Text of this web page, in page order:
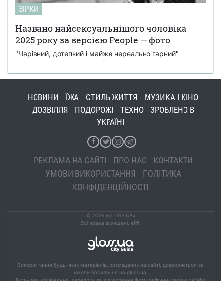
ЗІРКИ
Названо найсексуальнішого чоловіка
2025 року за версією People — фото
"Чарівний, дотепний і майже нереально гарний"
НОВИНИ ЇЖА СТИЛЬ ЖИТТЯ
МУЗИКА І КІНО
ДОЗВІЛЛЯ
ПОДОРОЖІ ТЕХНО
ЗРОБЛЕНО В
УКРАЇНІ
РЕКЛАМА НА САЙТІ ПРО НАС
КОНТАКТИ
УМОВИ ВИКОРИСТАННЯ
ПОЛІТИКА
КОНФІДЕНЦІЙНОСТІ
© 2026 «GLOSS.UA»
Всі права захищені. ePN
Використання будь-яких матеріалів, розміщених на сайті, дозволяється за
умови посилання на gloss.ua.
Будь-яке копіювання, передрук та відтворення фотографічних творів та/або